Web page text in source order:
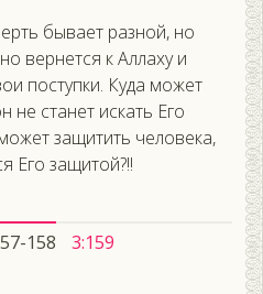
бывает разной, но
вернется к Аллаху и
поступки. Куда может
не станет искать Его
защитить человека,
Его защитой?!!
158 3:159